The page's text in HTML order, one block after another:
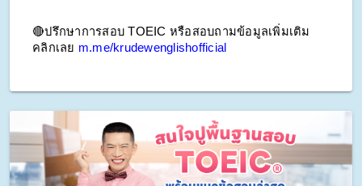
🔴ปรึกษาการสอบ TOEIC หรือสอบถามข้อมูลเพิ่มเติม
คลิกเลย m.me/krudewenglishofficial